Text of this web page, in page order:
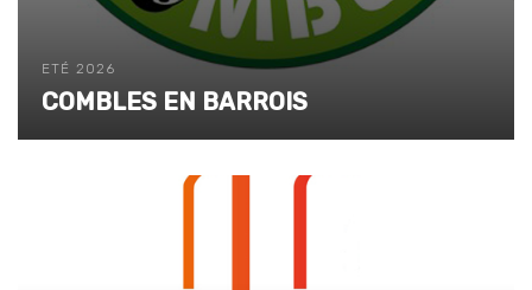
ETÉ 2026
COMBLES EN BARROIS